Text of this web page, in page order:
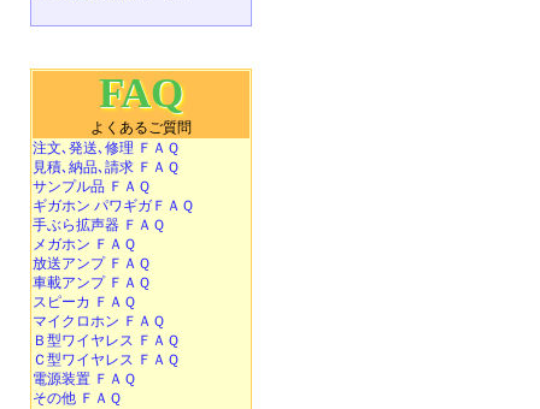
FAQ
よくあるご質問
注文､発送､修理 ＦＡＱ
見積､納品､請求 ＦＡＱ
サンプル品 ＦＡＱ
ギガホン パワギガＦＡＱ
手ぶら拡声器 ＦＡＱ
メガホン ＦＡＱ
放送アンプ ＦＡＱ
車載アンプ ＦＡＱ
スピーカ ＦＡＱ
マイクロホン ＦＡＱ
Ｂ型ワイヤレス ＦＡＱ
Ｃ型ワイヤレス ＦＡＱ
電源装置 ＦＡＱ
その他 ＦＡＱ